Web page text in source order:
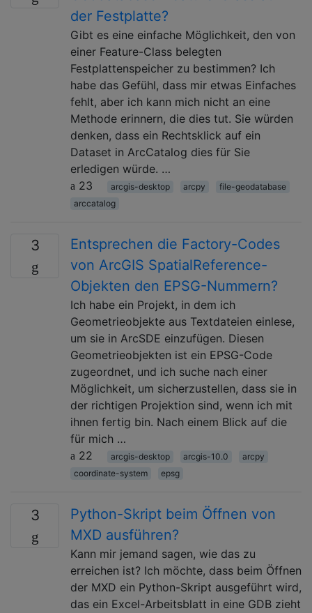
der Festplatte?
Gibt es eine einfache Möglichkeit, den von
einer Feature-Class belegten
Festplattenspeicher zu bestimmen? Ich
habe das Gefühl, dass mir etwas Einfaches
fehlt, aber ich kann mich nicht an eine
Methode erinnern, die dies tut. Sie würden
denken, dass ein Rechtsklick auf ein
Dataset in ArcCatalog dies für Sie
erledigen würde. …
23
arcgis-desktop arcpy
file-geodatabase
arccatalog
3
Entsprechen die Factory-Codes
von ArcGIS SpatialReference-
Objekten den EPSG-Nummern?
Ich habe ein Projekt, in dem ich
Geometrieobjekte aus Textdateien einlese,
um sie in ArcSDE einzufügen. Diesen
Geometrieobjekten ist ein EPSG-Code
zugeordnet, und ich suche nach einer
Möglichkeit, um sicherzustellen, dass sie in
der richtigen Projektion sind, wenn ich mit
ihnen fertig bin. Nach einem Blick auf die
für mich …
22
arcgis-desktop arcgis-10.0
arcpy
coordinate-system
epsg
3
Python-Skript beim Öffnen von
MXD ausführen?
Kann mir jemand sagen, wie das zu
erreichen ist? Ich möchte, dass beim Öffnen
der MXD ein Python-Skript ausgeführt wird,
das ein Excel-Arbeitsblatt in eine GDB zieht